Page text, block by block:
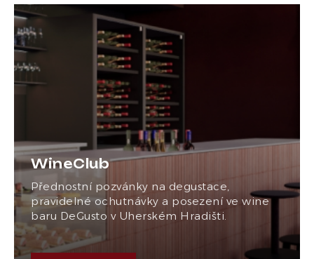
WineClub
Přednostní pozvánky na degustace,
pravidelné ochutnávky a posezení ve wine
baru DeGusto v Uherském Hradišti.